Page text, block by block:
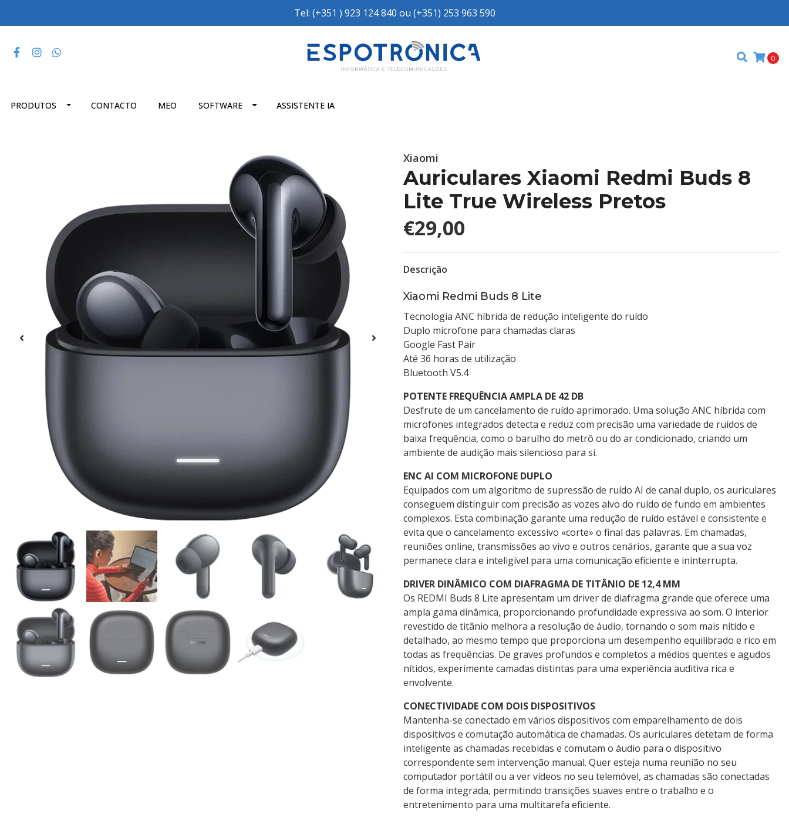
Tel: (+351 ) 923 124 840 ou (+351) 253 963 590
0
PRODUTOS CONTACTO MEO SOFTWARE ASSISTENTE IA
Xiaomi
Auriculares Xiaomi Redmi Buds 8
Lite True Wireless Pretos
€29,00
Descrição
Xiaomi Redmi Buds 8 Lite
Tecnologia ANC híbrida de redução inteligente do ruído
Duplo microfone para chamadas claras
Google Fast Pair
Até 36 horas de utilização
Bluetooth V5.4
POTENTE FREQUÊNCIA AMPLA DE 42 DB
Desfrute de um cancelamento de ruído aprimorado. Uma solução ANC híbrida com
microfones integrados detecta e reduz com precisão uma variedade de ruídos de
baixa frequência, como o barulho do metrô ou do ar condicionado, criando um
ambiente de audição mais silencioso para si.
ENC AI COM MICROFONE DUPLO
Equipados com um algoritmo de supressão de ruído AI de canal duplo, os auriculares
conseguem distinguir com precisão as vozes alvo do ruído de fundo em ambientes
complexos. Esta combinação garante uma redução de ruído estável e consistente e
evita que o cancelamento excessivo «corte» o final das palavras. Em chamadas,
reuniões online, transmissões ao vivo e outros cenários, garante que a sua voz
permanece clara e inteligível para uma comunicação eficiente e ininterrupta.
DRIVER DINÂMICO COM DIAFRAGMA DE TITÂNIO DE 12,4 MM
Os REDMI Buds 8 Lite apresentam um driver de diafragma grande que oferece uma
ampla gama dinâmica, proporcionando profundidade expressiva ao som. O interior
revestido de titânio melhora a resolução de áudio, tornando o som mais nítido e
detalhado, ao mesmo tempo que proporciona um desempenho equilibrado e rico em
todas as frequências. De graves profundos e completos a médios quentes e agudos
nítidos, experimente camadas distintas para uma experiência auditiva rica e
envolvente.
CONECTIVIDADE COM DOIS DISPOSITIVOS
Mantenha-se conectado em vários dispositivos com emparelhamento de dois
dispositivos e comutação automática de chamadas. Os auriculares detetam de forma
inteligente as chamadas recebidas e comutam o áudio para o dispositivo
correspondente sem intervenção manual. Quer esteja numa reunião no seu
computador portátil ou a ver vídeos no seu telemóvel, as chamadas são conectadas
de forma integrada, permitindo transições suaves entre o trabalho e o
entretenimento para uma multitarefa eficiente.